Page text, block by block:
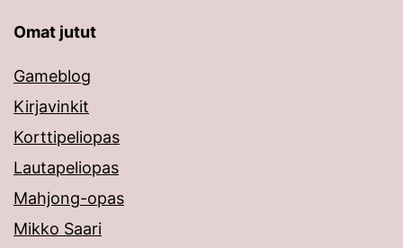
Omat jutut
Gameblog
Kirjavinkit
Korttipeliopas
Lautapeliopas
Mahjong-opas
Mikko Saari